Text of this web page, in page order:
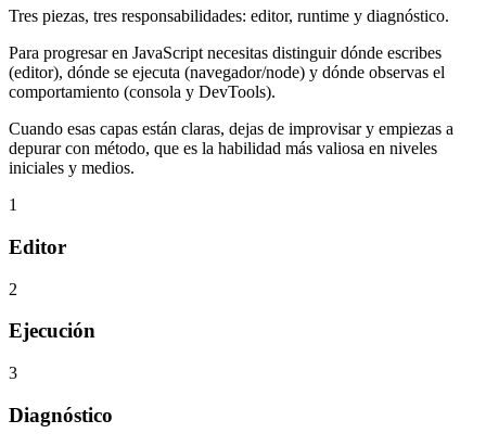
Tres piezas, tres responsabilidades: editor, runtime y diagnóstico.
Para progresar en JavaScript necesitas distinguir dónde escribes
(editor), dónde se ejecuta (navegador/node) y dónde observas el
comportamiento (consola y DevTools).
Cuando esas capas están claras, dejas de improvisar y empiezas a
depurar con método, que es la habilidad más valiosa en niveles
iniciales y medios.
1
Editor
2
Ejecución
3
Diagnóstico